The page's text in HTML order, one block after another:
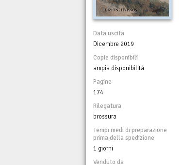
Data uscita
Dicembre 2019
Copie disponibili
ampia disponibilità
Pagine
174
Rilegatura
brossura
Tempi medi di preparazione
prima della spedizione
1 giorni
Venduto da